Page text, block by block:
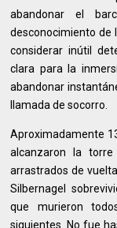
abandonar el
desconocimiento de
considerar inútil
clara para la
abandonar
llamada de socorro.
Aproximadamente
alcanzaron la
arrastrados de
Silbernagel
que murieron
siguientes. No fue